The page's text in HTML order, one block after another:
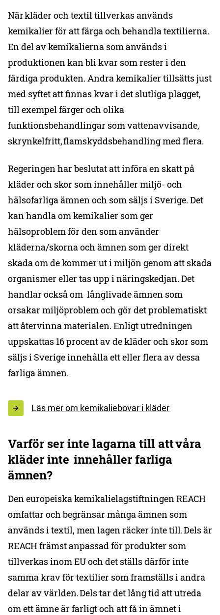
När kläder och textil tillverkas används
kemikalier för att färga och behandla textilierna.
En del av kemikalierna som används i
produktionen kan bli kvar som rester i den
färdiga produkten. Andra kemikalier tillsätts just
med syftet att finnas kvar i det slutliga plagget,
till exempel färger och olika
funktionsbehandlingar som vattenavvisande,
skrynkelfritt, flamskyddsbehandling med flera.
Regeringen har beslutat att införa en skatt på
kläder och skor som innehåller miljö- och
hälsofarliga ämnen och som säljs i Sverige. Det
kan handla om kemikalier som ger
hälsoproblem för den som använder
kläderna/skorna och ämnen som ger direkt
skada om de kommer ut i miljön genom att skada
organismer eller tas upp i näringskedjan. Det
handlar också om långlivade ämnen som
orsakar miljöproblem och gör det problematiskt
att återvinna materialen. Enligt utredningen
uppskattas 16 procent av de kläder och skor som
säljs i Sverige innehålla ett eller flera av dessa
farliga ämnen.
Läs mer om kemikaliebovar i kläder
Varför ser inte lagarna till att våra
kläder inte innehåller farliga
ämnen?
Den europeiska kemikalielagstiftningen REACH
omfattar och begränsar många ämnen som
används i textil, men lagen räcker inte till. Dels är
REACH främst anpassad för produkter som
tillverkas inom EU och det ställs därför inte
samma krav för textilier som framställs i andra
delar av världen. Dels tar det lång tid att utreda
om ett ämne är farligt och att få in ämnet i